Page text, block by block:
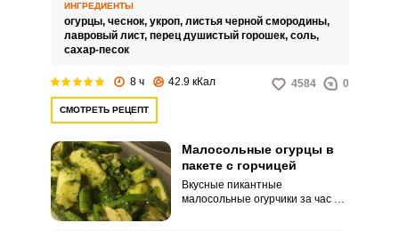
приготовленные за считанные
часы они выступают отличным
гарниром к мясным и рыбным
свежеприготовленному
ИНГРЕДИЕНТЫ
огурцы, чеснок, укроп, листья черной смородины,
лавровый лист, перец душистый горошек, соль,
сахар-песок
8 ч 42.9 кКал 4584 0
СМОТРЕТЬ РЕЦЕПТ
Малосольные огурцы в
пакете с горчицей
Вкусные пикантные
малосольные огурчики за час –